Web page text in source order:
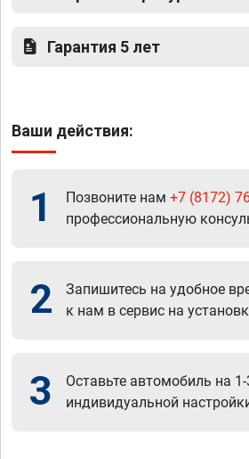
Гарантия 5 лет
Ваши действия:
1 Позвоните нам +7 (8172)
профессиональную
2
Запишитесь на удобное
к нам в сервис на
3
Оставьте автомобиль на
индивидуальной